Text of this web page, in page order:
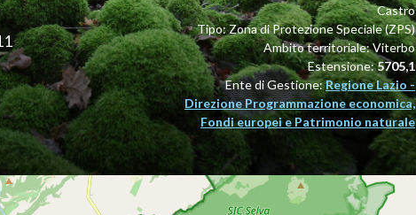
Castro
Tipo: Zona di Protezione Speciale (ZPS)
Ambito territoriale: Viterbo
Estensione:5705,1
Ente di Gestione:Regione Lazio -
Direzione Programmazione economica,
Fondi europei e Patrimonio naturale